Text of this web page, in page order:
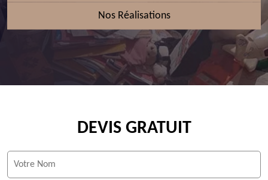
Nos Réalisations
DEVIS GRATUIT